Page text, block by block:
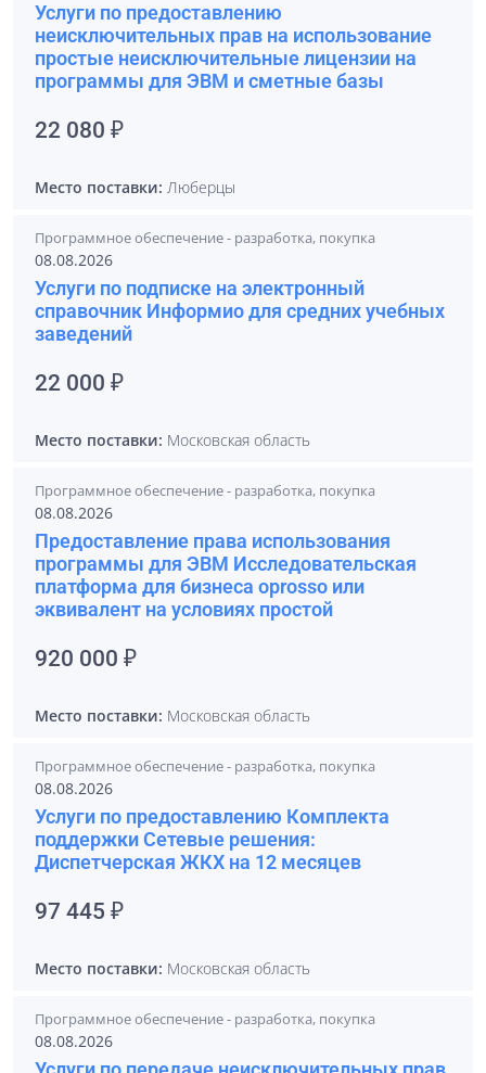
Услуги по предоставлению
неисключительных прав на использование
простые неисключительные лицензии на
программы для ЭВМ и сметные базы
22 080 ₽
Место поставки: Люберцы
Программное обеспечение - разработка, покупка
08.08.2026
Услуги по подписке на электронный
справочник Информио для средних учебных
заведений
22 000 ₽
Место поставки: Московская область
Программное обеспечение - разработка, покупка
08.08.2026
Предоставление права использования
программы для ЭВМ Исследовательская
платформа для бизнеса oprosso или
эквивалент на условиях простой
920 000 ₽
Место поставки: Московская область
Программное обеспечение - разработка, покупка
08.08.2026
Услуги по предоставлению Комплекта
поддержки Сетевые решения:
Диспетчерская ЖКХ на 12 месяцев
97 445 ₽
Место поставки: Московская область
Программное обеспечение - разработка, покупка
08.08.2026